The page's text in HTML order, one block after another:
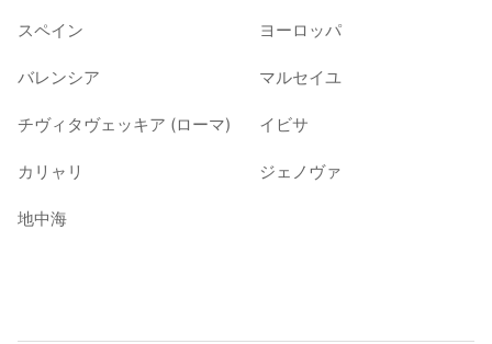
スペイン ヨーロッパ
バレンシア マルセイユ
チヴィタヴェッキア (ローマ) イビサ
カリャリ ジェノヴァ
地中海